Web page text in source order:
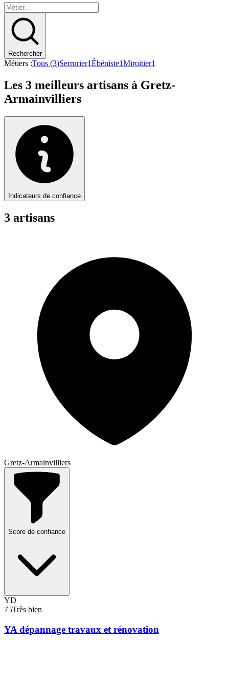
Rechercher
Métiers :Tous (3)Serrurier1Ébéniste1Miroitier1
Les 3 meilleurs artisans à Gretz-
Armainvilliers
Indicateurs de confiance
3 artisans
Gretz-Armainvilliers
Score de confiance
YD
75Très bien
YA dépannage travaux et rénovation